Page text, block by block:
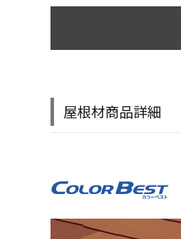
屋根材商品詳細